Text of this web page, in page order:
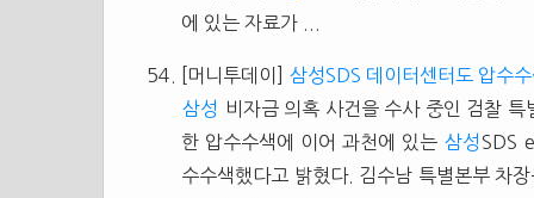
에 있는 자료가 ...
[머니투데이] 삼성SDS 데이터센터도 압수
삼성
비자금 의혹 사건을 수사 중인 검찰
한 압수수색에 이어 과천에 있는 삼성 SDS
수수색했다고 밝혔다. 김수남 특별본부 차